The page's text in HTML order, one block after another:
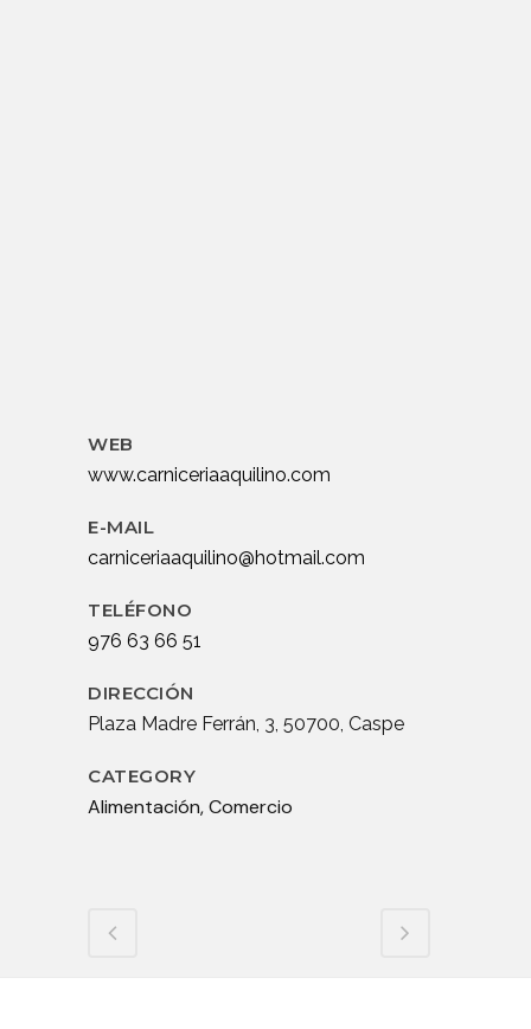
WEB
www.carniceriaaquilino.com
E-MAIL
carniceriaaquilino@hotmail.com
TELÉFONO
976 63 66 51
DIRECCIÓN
Plaza Madre Ferrán, 3, 50700, Caspe
CATEGORY
Alimentación, Comercio